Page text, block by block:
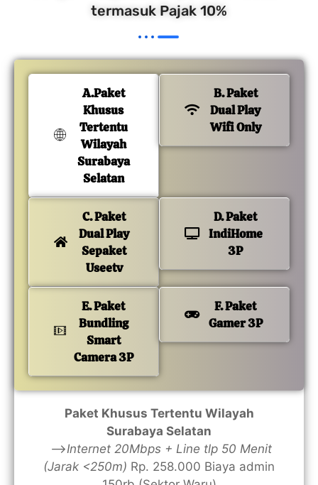
termasuk Pajak 10%
A.Paket
Khusus
Tertentu
Wilayah
Surabaya
Selatan
B. Paket
Dual Play
Wifi Only
C. Paket
Dual Play
Sepaket
Useetv
D. Paket
IndiHome
3P
E. Paket
Bundling
Smart
Camera 3P
F. Paket
Gamer 3P
Paket Khusus Tertentu Wilayah
Surabaya Selatan
—>Internet 20Mbps + Line tlp 50 Menit
(Jarak <250m) Rp. 258.000 Biaya admin